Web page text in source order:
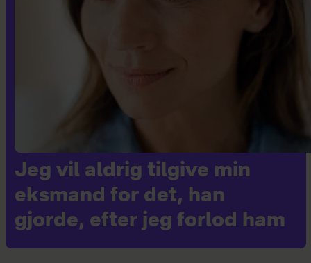
Jeg vil aldrig tilgive min
eksmand for det, han
gjorde, efter jeg forlod ham